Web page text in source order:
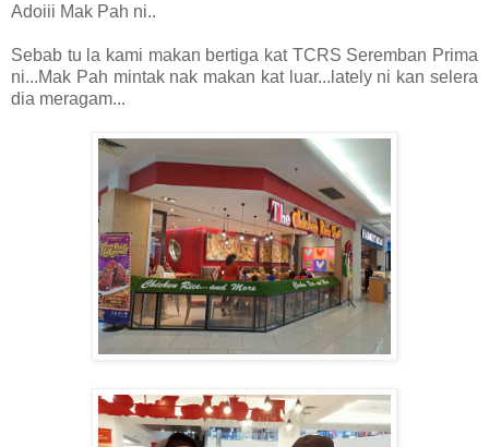
Adoiii Mak Pah ni..
Sebab tu la kami makan bertiga kat TCRS Seremban Prima
ni...Mak Pah mintak nak makan kat luar...lately ni kan selera
dia meragam...